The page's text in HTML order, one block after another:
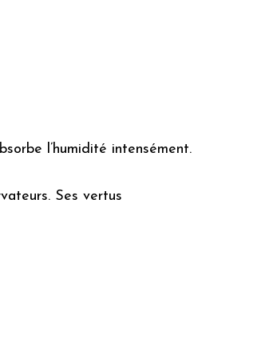
l’humidité intensément.
Ses vertus